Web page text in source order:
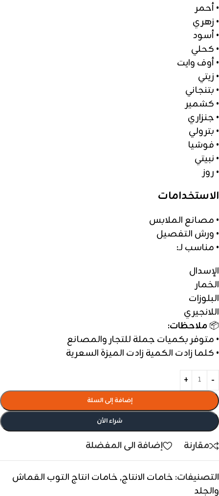
• أحمر
• زهري
• أسود
• كحلي
• أوف وايت
• زيتي
• بتنجاني
• كشمير
• جنزاري
• بترولي
• فوشيا
• نبيتي
• روز
الاستخدامات
• مصانع الملابس
• ورش التفصيل
• مناسب لـ:
الإسدال
الخمار
البلوزات
اللانجيري
📦 ملاحظات:
• متوفر بكميات جملة للتجار والمصانع
• كلما زادت الكمية زادت الميزة السعرية
إضافة إلى السلة
شراء الأن
مقارنة إضافة الى المفضلة
التصنيفات: خامات الانتاج, خامات انتاج التوب القماش
والجلد